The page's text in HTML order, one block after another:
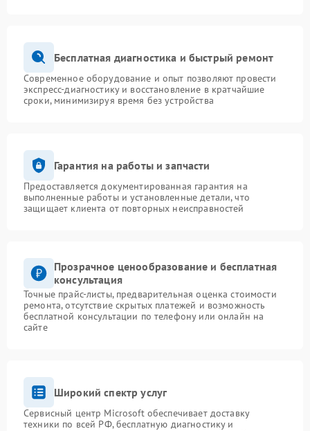
Бесплатная диагностика и быстрый ремонт
Современное оборудование и опыт позволяют провести
экспресс-диагностику и восстановление в кратчайшие
сроки, минимизируя время без устройства
Гарантия на работы и запчасти
Предоставляется документированная гарантия на
выполненные работы и установленные детали, что
защищает клиента от повторных неисправностей
Прозрачное ценообразование и бесплатная
консультация
Точные прайс-листы, предварительная оценка стоимости
ремонта, отсутствие скрытых платежей и возможность
бесплатной консультации по телефону или онлайн на
сайте
Широкий спектр услуг
Сервисный центр Microsoft обеспечивает доставку
техники по всей РФ, бесплатную диагностику и